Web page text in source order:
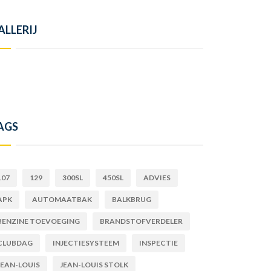
129 300SL 450SL ADVIES
AUTOMAATBAK BALKBRUG
TOEVOEGING BRANDSTOFVERDELER
INJECTIESYSTEEM INSPECTIE
LOUIS JEAN-LOUIS STOLK